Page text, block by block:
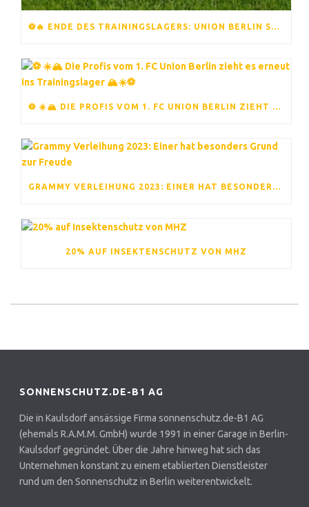
⚽️🔥 ENDE DES TRAININGSLAGERS: UNION BERLIN STARTET IN DIE NEUE SAISON 🔥⚽️
⚽ ☀️🏔️ DIE PROFIS VOM 1. FC UNION BERLIN ZIEHT ES ERNEUT INS TRAININGSLAGER 🏔️☀️⚽
GRAMMY VERLEIHUNG 2023: EINER HAT BESONDERS GRUND ZUR FREUDE
20% AUF INSEKTENSCHUTZ VON MHZ
SONNENSCHUTZ.DE-B1 AG
Die in Kaulsdorf ansässige Firma sonnenschutz.de-B1 AG
(ehemals R.A.M.M. GmbH) wurde 1991 in einer Garage in Berlin-
Kaulsdorf gegründet. Über die Jahre hinweg hat sich das
Unternehmen konstant zu einem etablierten Dienstleister
rund um den Sonnenschutz in Berlin weiterentwickelt.